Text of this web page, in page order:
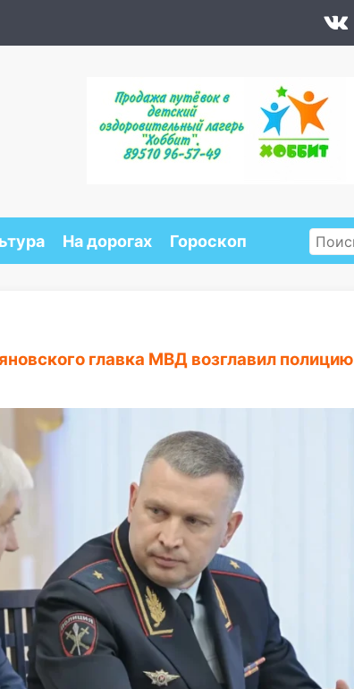
На дорогах Гороскоп
главка МВД возглавил полицию